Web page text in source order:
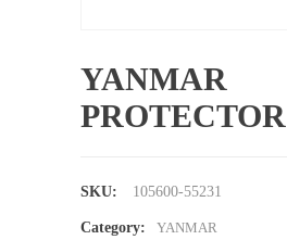
YANMAR
PROTECTOR
SKU: 105600-55231
Category: YANMAR